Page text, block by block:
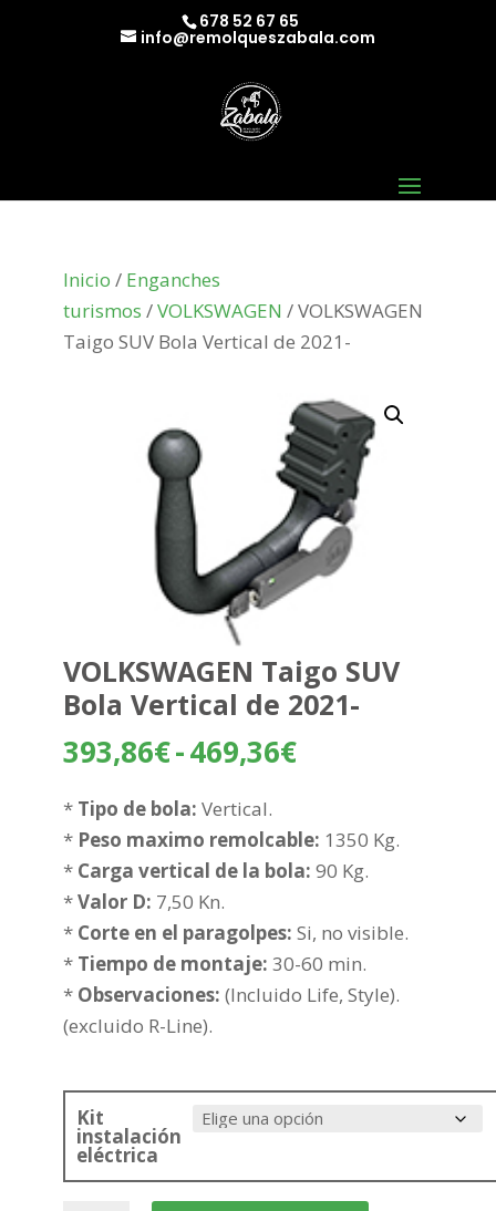
678 52 67 65
info@remolqueszabala.com
Inicio / Enganches
turismos /VOLKSWAGEN / VOLKSWAGEN
Taigo SUV Bola Vertical de 2021-
VOLKSWAGEN Taigo SUV
Bola Vertical de 2021-
393,86€-469,36€Rango
desde
393,86€
469,36€
* Tipo de bola: Vertical.
* Peso maximo remolcable: 1350 Kg.
* Carga vertical de la bola: 90 Kg.
*Valor D: 7,50 Kn.
* Corte en el paragolpes: Si, no visible.
* Tiempo de montaje: 30-60 min.
* Observaciones: (Incluido Life, Style).
(excluido R-Line).
Kit
instalación
eléctrica